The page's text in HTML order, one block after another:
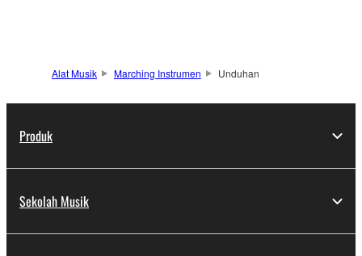
Alat Musik Marching Instrumen Unduhan
Produk
Sekolah Musik